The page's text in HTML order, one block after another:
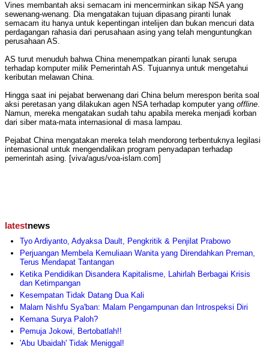
Vines membantah aksi semacam ini mencerminkan sikap NSA yang
sewenang-wenang. Dia mengatakan tujuan dipasang piranti lunak
semacam itu hanya untuk kepentingan intelijen dan bukan mencuri data
perdagangan rahasia dari perusahaan asing yang telah menguntungkan
perusahaan AS.
AS turut menuduh bahwa China menempatkan piranti lunak serupa
terhadap komputer milik Pemerintah AS. Tujuannya untuk mengetahui
keributan melawan China.
Hingga saat ini pejabat berwenang dari China belum merespon berita soal
aksi peretasan yang dilakukan agen NSA terhadap komputer yang offline.
Namun, mereka mengatakan sudah tahu apabila mereka menjadi korban
dari siber mata-mata internasional di masa lampau.
Pejabat China mengatakan mereka telah mendorong terbentuknya legilasi
internasional untuk mengendalikan program penyadapan terhadap
pemerintah asing. [viva/agus/voa-islam.com]
latestnews
Tyo Ardiyanto, Adyaksa Dault, Pengkritik & Penjilat Prabowo
Perjuangan Membela Kemuliaan Wanita yang Direndahkan Preman,
Terus Mendapat Tantangan
Ketika Pendidikan Disandera Kapitalisme, Lahirlah Berbagai Krisis
dan Ketimpangan
Kesempatan Tidak Datang Dua Kali
Malam Nishfu Sya'ban: Malam Pengampunan dan Introspeksi Diri
Kemana Surya Paloh?
Pemuja Jokowi, Bertobatlah!!
'Abu Ubaidah' Tidak Meniggal!